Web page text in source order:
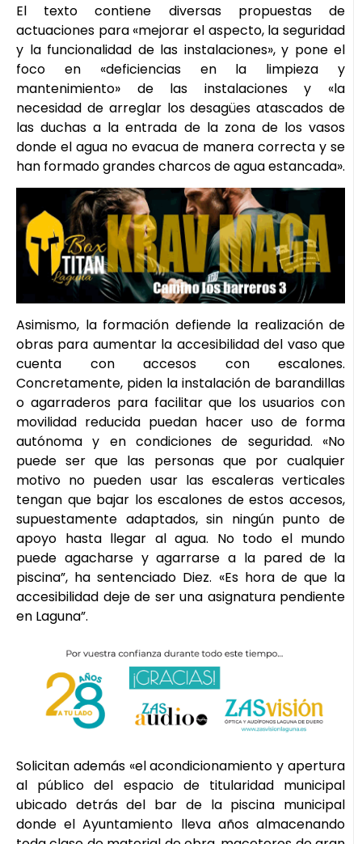
El texto contiene diversas propuestas de
actuaciones para «mejorar el aspecto, la seguridad
y la funcionalidad de las instalaciones», y pone el
foco en «deficiencias en la limpieza y
mantenimiento» de las instalaciones y «la
necesidad de arreglar los desagües atascados de
las duchas a la entrada de la zona de los vasos
donde el agua no evacua de manera correcta y se
han formado grandes charcos de agua estancada».
Asimismo, la formación defiende la realización de
obras para aumentar la accesibilidad del vaso que
cuenta con accesos con escalones.
Concretamente, piden la instalación de barandillas
o agarraderos para facilitar que los usuarios con
movilidad reducida puedan hacer uso de forma
autónoma y en condiciones de seguridad. «No
puede ser que las personas que por cualquier
motivo no pueden usar las escaleras verticales
tengan que bajar los escalones de estos accesos,
supuestamente adaptados, sin ningún punto de
apoyo hasta llegar al agua. No todo el mundo
puede agacharse y agarrarse a la pared de la
piscina”, ha sentenciado Diez. «Es hora de que la
accesibilidad deje de ser una asignatura pendiente
en Laguna”.
Solicitan además «el acondicionamiento y apertura
al público del espacio de titularidad municipal
ubicado detrás del bar de la piscina municipal
donde el Ayuntamiento lleva años almacenando